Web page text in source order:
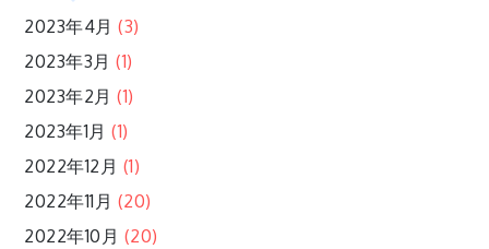
2023年4月 (3)
2023年3月 (1)
2023年2月 (1)
2023年1月 (1)
2022年12月 (1)
2022年11月 (20)
2022年10月 (20)